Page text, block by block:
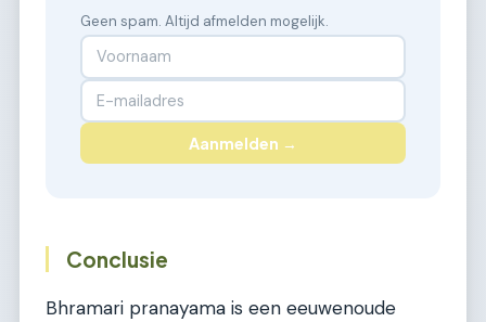
Geen spam. Altijd afmelden mogelijk.
Aanmelden →
Conclusie
Bhramari pranayama is een eeuwenoude